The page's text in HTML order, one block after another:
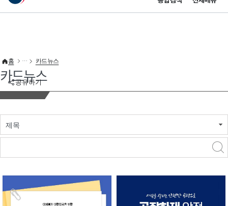
이 누리집은 대한민국 공식 전자정부 누리집입니다.
공유하기
홈 카드뉴스
카드뉴스
제목